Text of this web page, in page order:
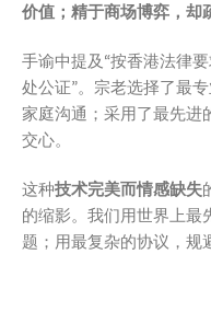
价值；精于商场博弈，却
手谕中提及“按香港法律
处公证”。宗老选择了最
家庭沟通；采用了最先进
交心。
这种技术完美而情感缺失
的缩影。我们用世界上最
题；用最复杂的协议，规